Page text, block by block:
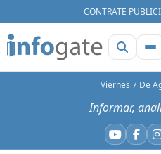
CONTRATE
Viernes 7 De
Informar,
YouTube